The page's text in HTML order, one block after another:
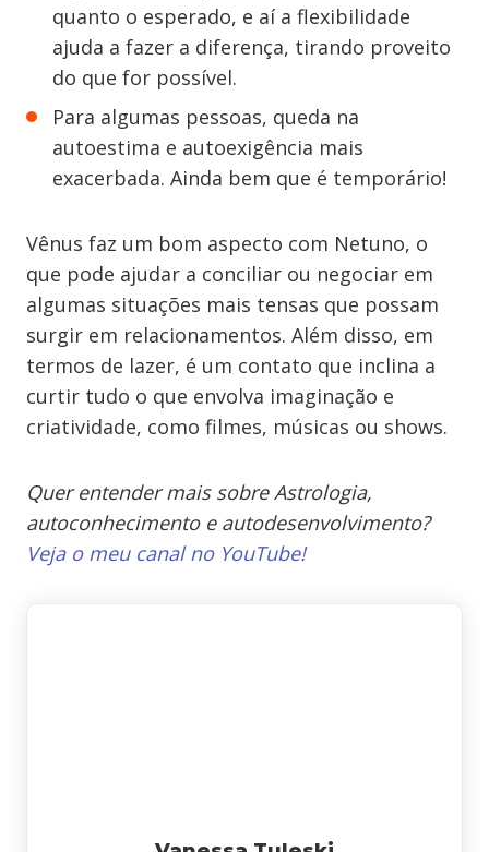
quanto o esperado, e aí a flexibilidade
ajuda a fazer a diferença, tirando proveito
do que for possível.
Para algumas pessoas, queda na
autoestima e autoexigência mais
exacerbada. Ainda bem que é temporário!
Vênus faz um bom aspecto com Netuno, o
que pode ajudar a conciliar ou negociar em
algumas situações mais tensas que possam
surgir em relacionamentos. Além disso, em
termos de lazer, é um contato que inclina a
curtir tudo o que envolva imaginação e
criatividade, como filmes, músicas ou shows.
Quer entender mais sobre Astrologia,
autoconhecimento e autodesenvolvimento?
Veja o meu canal no YouTube!